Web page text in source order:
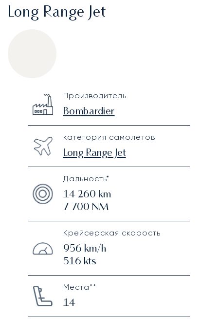
Long Range Jet
Technical specifications
Производитель
Bombardier
категория самолетов
Long Range Jet
Дальность*
14 260 km
7 700 NM
Крейсерская скорость
956 km/h
516 kts
Места**
14